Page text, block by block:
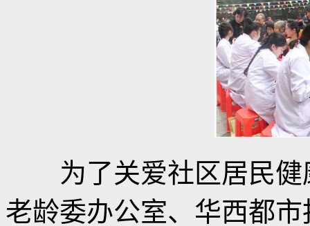
为了关爱社区居民健
老龄委办公室、华西都